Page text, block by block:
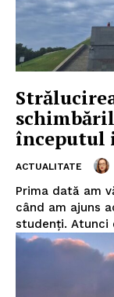
începutul
ACTUALITATE
Prima dată am
când am ajuns
studenți. Atunci